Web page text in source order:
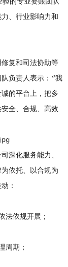
、行业影响力和
复和司法协助等
负责人表示：“我
诚的平台上，把多
全、合规、高效
深化服务能力、
依托、以合规为
：
依规开展；
期；